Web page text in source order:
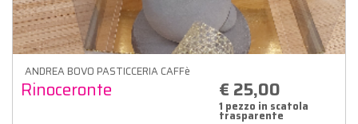
ANDREA BOVO PASTICCERIA CAFFè
Rinoceronte € 25,00
1 pezzo in scatola
trasparente